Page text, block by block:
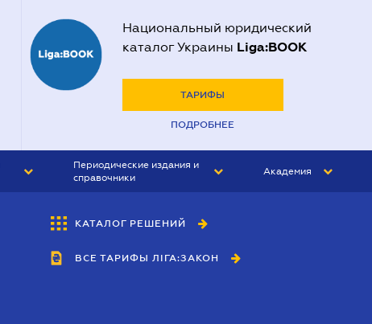
Национальный юридический
каталог Украины Liga:BOOK
ТАРИФЫ
ПОДРОБНЕЕ
Периодические издания и
справочники
БУХГАЛТЕР&ЗАКОН
ВЕСТНИК МСФО
Академия
КАТАЛОГ РЕШЕНИЙ
ВСЕ ТАРИФЫ ЛІГА:ЗАКОН